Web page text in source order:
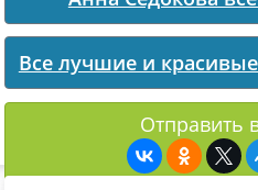
Все лучшие и
Отправить